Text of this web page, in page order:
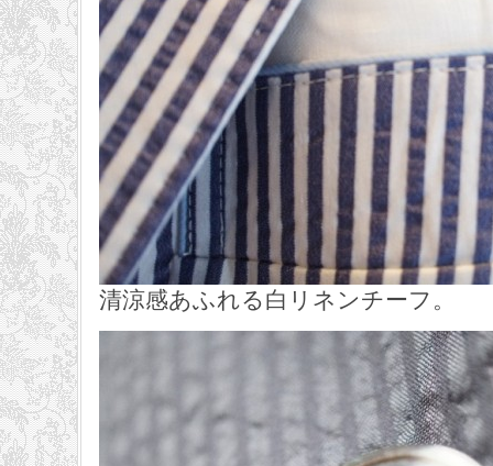
清涼感あふれる白リネンチーフ。